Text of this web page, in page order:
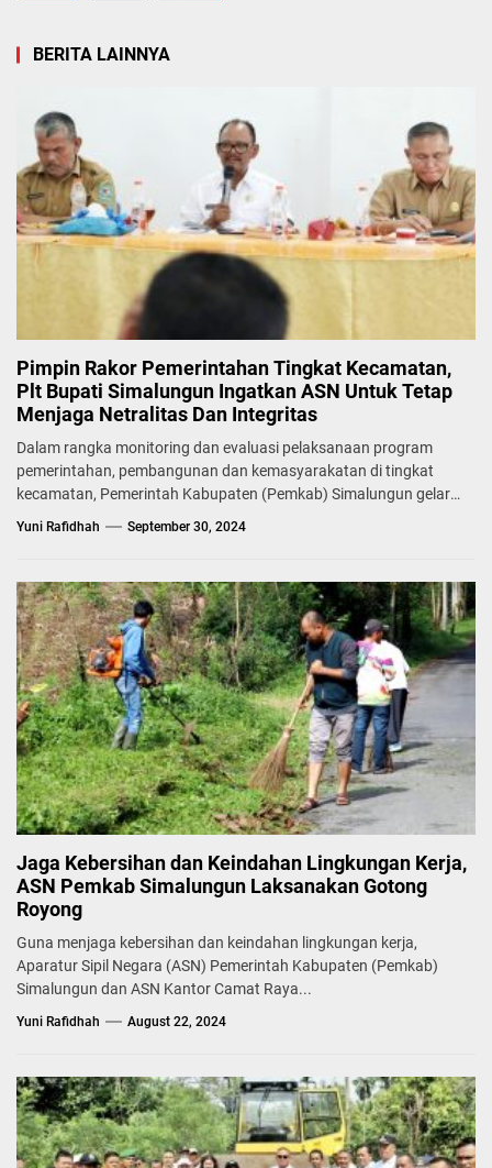
BERITA LAINNYA
Pimpin Rakor Pemerintahan Tingkat Kecamatan,
Plt Bupati Simalungun Ingatkan ASN Untuk Tetap
Menjaga Netralitas Dan Integritas
Dalam rangka monitoring dan evaluasi pelaksanaan program
pemerintahan, pembangunan dan kemasyarakatan di tingkat
kecamatan, Pemerintah Kabupaten (Pemkab) Simalungun gelar
Rapat...
Yuni Rafidhah September 30, 2024
Jaga Kebersihan dan Keindahan Lingkungan Kerja,
ASN Pemkab Simalungun Laksanakan Gotong
Royong
Guna menjaga kebersihan dan keindahan lingkungan kerja,
Aparatur Sipil Negara (ASN) Pemerintah Kabupaten (Pemkab)
Simalungun dan ASN Kantor Camat Raya...
Yuni Rafidhah August 22, 2024